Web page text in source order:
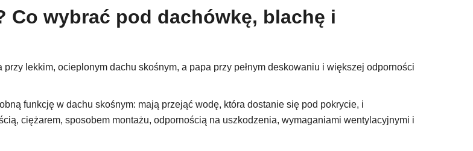
Co wybrać pod dachówkę, blachę i
lekkim, ocieplonym dachu skośnym, a papa przy pełnym deskowaniu i większej odporności
funkcję w dachu skośnym: mają przejąć wodę, która dostanie się pod pokrycie, i
ciężarem, sposobem montażu, odpornością na uszkodzenia, wymaganiami wentylacyjnymi i